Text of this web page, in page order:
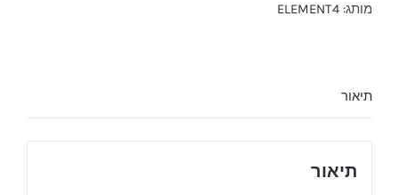
SUMMUM
מותג: ELEMENT4
תיאור
תיאור